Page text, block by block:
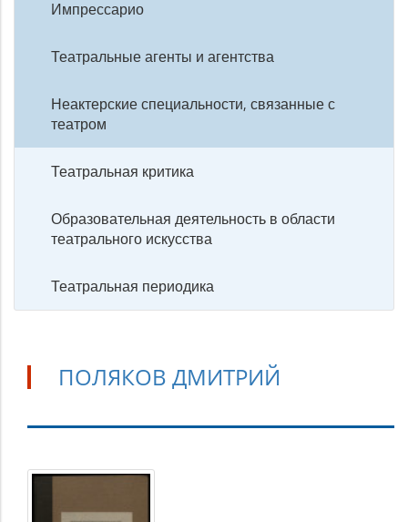
Импрессарио
Театральные агенты и агентства
Неактерские специальности, связанные с
театром
Театральная критика
Образовательная деятельность в области
театрального искусства
Театральная периодика
ПОЛЯКОВ ДМИТРИЙ
Поляков